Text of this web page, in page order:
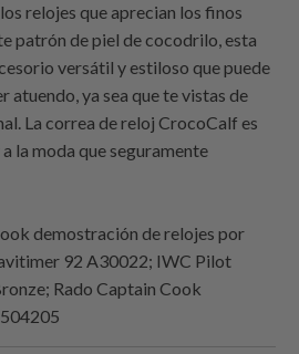
relojes que aprecian los finos
patrón de piel de cocodrilo, esta
versátil y estiloso que puede
atuendo, ya sea que te vistas de
La correa de reloj CrocoCalf es
la moda que seguramente
demostración de relojes por
92 A30022; IWC Pilot
Rado Captain Cook